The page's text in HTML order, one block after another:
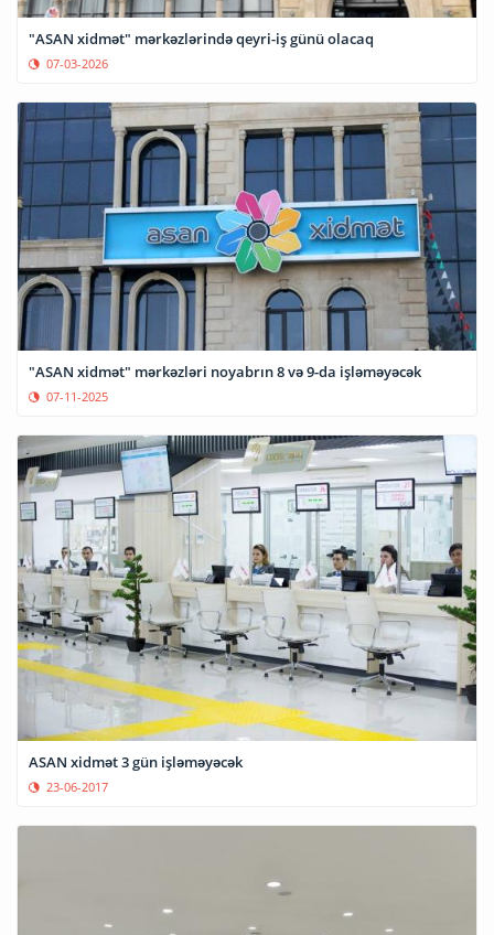
"ASAN xidmət" mərkəzlərində qeyri-iş günü olacaq
07-03-2026
"ASAN xidmət" mərkəzləri noyabrın 8 və 9-da işləməyəcək
07-11-2025
ASAN xidmət 3 gün işləməyəcək
23-06-2017